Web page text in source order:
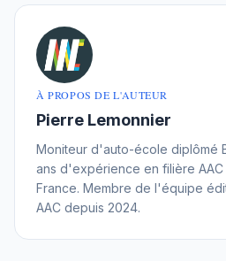
À PROPOS DE L'AUTEUR
Pierre Lemonnier
Moniteur d'auto-école diplômé
ans d'expérience en filière
France. Membre de l'équipe
AAC depuis 2024.